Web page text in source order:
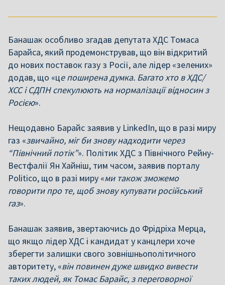
Банашак особливо згадав депутата ХДС Томаса
Барайса, який продемонстрував, що він відкритий
до нових поставок газу з Росії, але лідер «зелених»
додав, що «це поширена думка. Багато хто в ХДС/
ХСС і СДПН спекулюють на нормалізації відносин з
Росією».
Нещодавно Барайс заявив у LinkedIn, що в разі миру
газ «звичайно, міг би знову надходити через
“Північний потік”». Політик ХДС з Північного Рейну-
Вестфалії Ян Хайніш, тим часом, заявив порталу
Politico, що в разі миру «ми також зможемо
говорити про те, щоб знову купувати російський
газ».
Банашак заявив, звертаючись до Фрідріха Мерца,
що якщо лідер ХДС і кандидат у канцлери хоче
зберегти залишки свого зовнішньополітичного
авторитету, «він повинен дуже швидко вивести
таких людей, як Томас Барайс, з переговорної